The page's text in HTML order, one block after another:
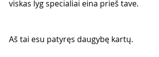
viskas lyg specialiai eina prieš tave.
Aš tai esu patyręs daugybę kartų.